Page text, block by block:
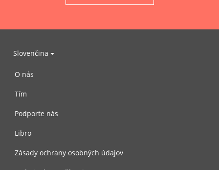
Slovenčina
O nás
Tím
Podporte nás
Libro
Zásady ochrany osobných údajov